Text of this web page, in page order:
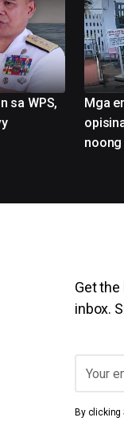
sa WPS,
Mga
Get
inbox.
By